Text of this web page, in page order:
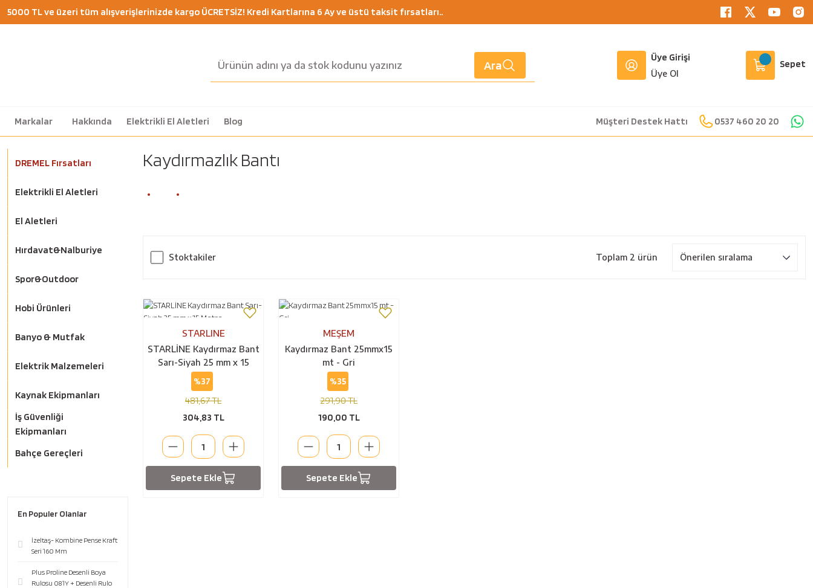
5000 TL ve üzeri tüm alışverişlerinizde kargo ÜCRETSİZ! Kredi Kartlarına 6 Ay ve üstü taksit fırsatları..
Ara
Üye Girişi
Üye Ol
Sepet
Markalar Hakkında Elektrikli El Aletleri Blog Müşteri Destek Hattı 0537 460 20 20
DREMEL Fırsatları
Elektrikli El Aletleri
El Aletleri
Hırdavat&Nalburiye
Spor&Outdoor
Hobi Ürünleri
Banyo & Mutfak
Elektrik Malzemeleri
Kaynak Ekipmanları
İş Güvenliği
Ekipmanları
Bahçe Gereçleri
En Populer Olanlar
İzeltaş- Kombine Pense Kraft
Seri 160 Mm
Plus Proline Desenli Boya
Rulosu 081Y + Desenli Rulo
Kaydırmazlık Bantı
Stoktakiler Toplam 2 ürün
STARLINE
STARLİNE Kaydırmaz Bant
Sarı-Siyah 25 mm x 15
Metre
%37
481,67 TL
304,83 TL
Sepete Ekle
MEŞEM
Kaydırmaz Bant 25mmx15
mt - Gri
%35
291,90 TL
190,00 TL
Sepete Ekle